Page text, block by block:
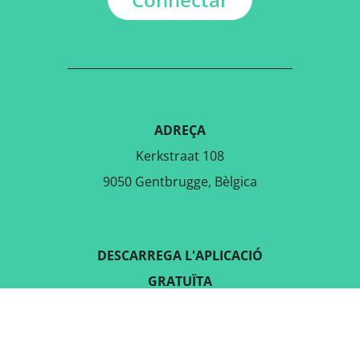
ADREÇA
Kerkstraat 108
9050 Gentbrugge, Bèlgica
DESCARREGA L'APLICACIÓ
GRATUÏTA